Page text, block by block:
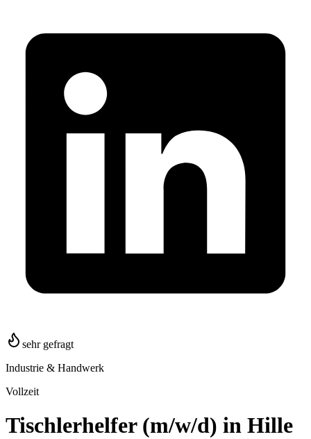
sehr gefragt
Industrie & Handwerk
Vollzeit
Tischlerhelfer (m/w/d) in Hille